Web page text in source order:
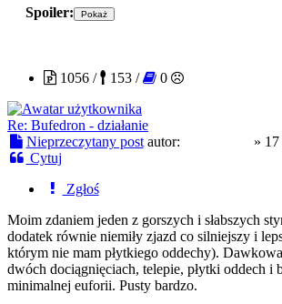
Spoiler:
1056 /
153 / 0
Re: Bufedron - działanie
Nieprzeczytany post autor: »
Cytuj
Zgłoś
Moim zdaniem jeden z gorszych i słabszych
dodatek równie niemiły zjazd co silniejszy i
którym nie mam płytkiego oddechy).
dwóch dociągnięciach, telepie, płytki oddech i
minimalnej euforii. Pusty bardzo.